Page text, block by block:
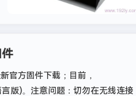
官方固件下载；目前，
版)。注意问题：切勿在无线连接